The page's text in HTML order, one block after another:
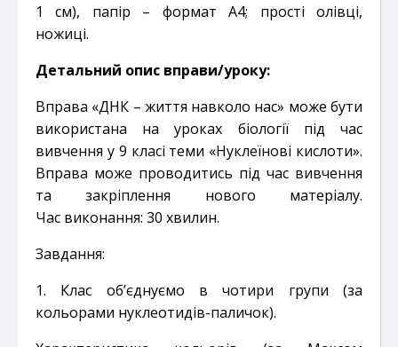
1 см), папір – формат А4;
прості олівці,
ножиці.
Детальний опис вправи/уроку:
Вправа «ДНК – життя навколо нас» може бути
використана на уроках біології під час
вивчення у 9 класі теми «Нуклеїнові кислоти».
Вправа може проводитись під час вивчення
та закріплення нового матеріалу.
Час виконання: 30 хвилин.
Завдання:
1. Клас об’єднуємо в чотири групи (за
кольорами нуклеотидів-паличок).